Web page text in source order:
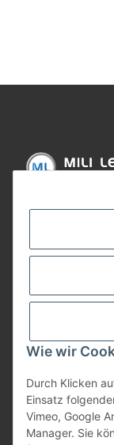
Wie wir
Durch Klicken
Einsatz
Vimeo, Google
Manager. Sie
Gesetzliche
Bezahlung